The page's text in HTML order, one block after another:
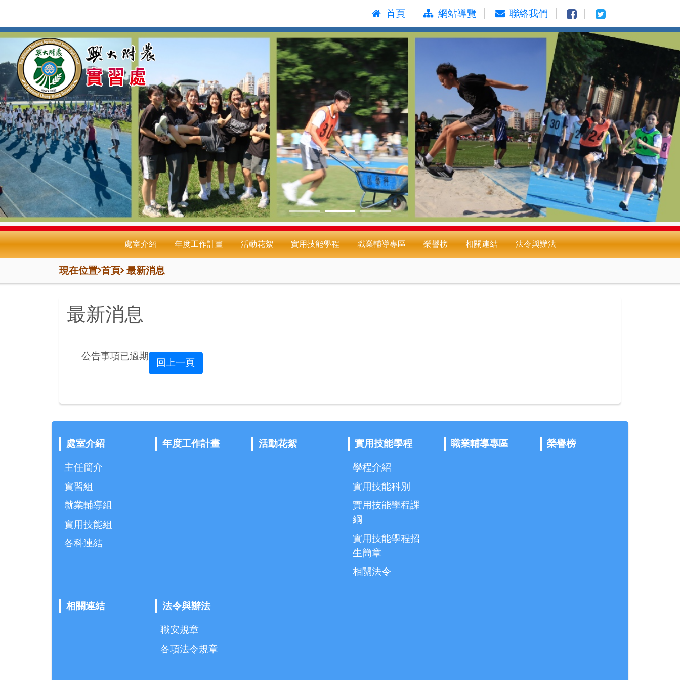
到
要
容
區
首頁 網站導覽 聯絡我們
處室介紹 年度工作計畫 活動花絮 實用技能學程 職業輔導專區 榮譽榜 相關連結 法令與辦法
現在位置 首頁 最新消息
最新消息
公告事項已過期
回上一頁
處室介紹
主任簡介
實習組
就業輔導組
實用技能組
各科連結
年度工作計畫 活動花絮 實用技能學程
學程介紹
實用技能科別
實用技能學程課
綱
實用技能學程招
生簡章
相關法令
職業輔導專區 榮譽榜
相關連結 法令與辦法
職安規章
各項法令規章